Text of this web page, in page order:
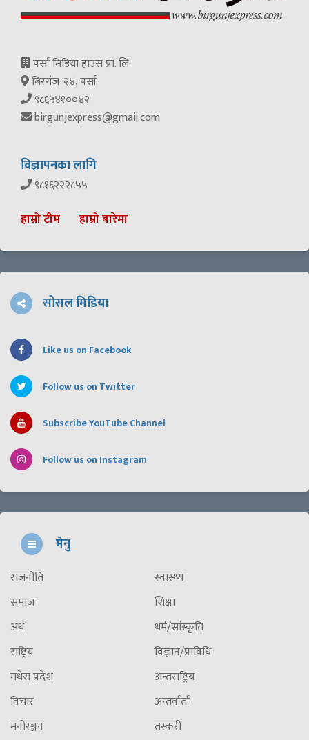
पर्सा मिडिया हाउस प्रा. लि.
बिरगंज-२४, पर्सा
९८६५४१००४२
birgunjexpress@gmail.com
विज्ञापनका लागि
९८१६२२२८५५
हाम्रो टीम हाम्रो बारेमा
सोसल मिडिया
Like us on Facebook
Follow us on Twitter
Subscribe YouTube Channel
Follow us on Instagram
मेनु
राजनीति
समाज
अर्थ
राष्ट्रिय
मधेस प्रदेश
विचार
मनोरञ्जन
स्वास्थ्य
शिक्षा
धर्म/सांस्कृति
विज्ञान/प्राविधि
अन्तराष्ट्रिय
अन्तर्वार्ता
तस्करी